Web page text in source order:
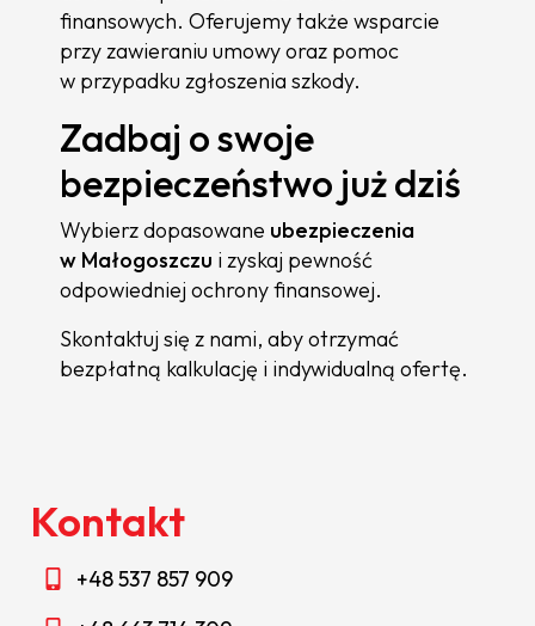
finansowych. Oferujemy także wsparcie
przy zawieraniu umowy oraz pomoc
w przypadku zgłoszenia szkody.
Zadbaj o swoje
bezpieczeństwo już dziś
Wybierz dopasowane ubezpieczenia
w Małogoszczu i zyskaj pewność
odpowiedniej ochrony finansowej.
Skontaktuj się z nami, aby otrzymać
bezpłatną kalkulację i indywidualną ofertę.
Kontakt
+48 537 857 909